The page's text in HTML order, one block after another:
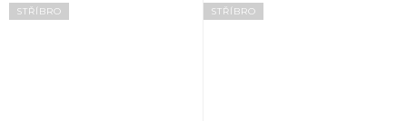
STŘÍBRO STŘÍBRO